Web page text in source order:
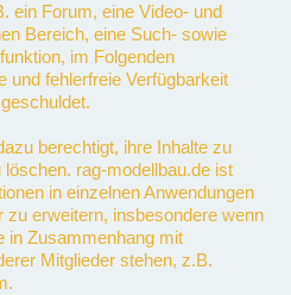
ein Forum, eine Video- und
Bereich, eine Such- sowie
im Folgenden
und fehlerfreie Verfügbarkeit
berechtigt, ihre Inhalte zu
rag-modellbau.de ist
in einzelnen Anwendungen
erweitern, insbesondere wenn
in Zusammenhang mit
Mitglieder stehen, z.B.